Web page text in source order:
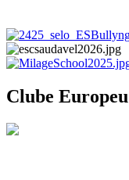
Clube Europeu